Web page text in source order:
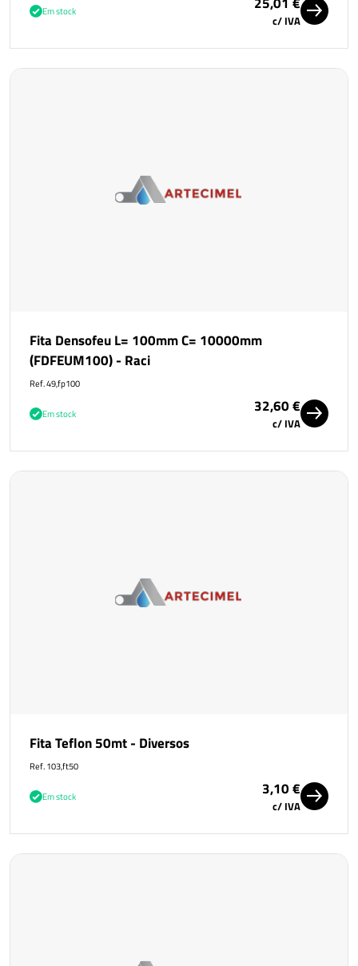
Em stock
c/ IVA
Fita Densofeu L= 100mm C= 10000mm
(FDFEUM100) - Raci
Ref. 49,fp100
Em stock 32,60 €
c/ IVA
Fita Teflon 50mt - Diversos
Ref. 103,ft50
Em stock 3,10 €
c/ IVA